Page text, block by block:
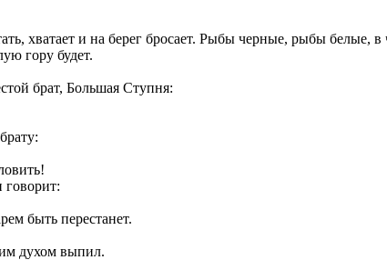
хватает и на берег бросает. Рыбы черные, рыбы
гору будет.
брат, Большая Ступня:
говорит:
быть перестанет.
духом выпил.